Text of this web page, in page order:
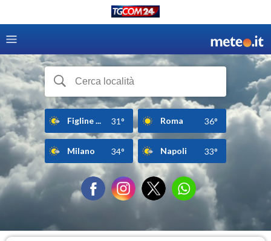
Figline ... 31° Roma 36°
Milano 34° Napoli 33°